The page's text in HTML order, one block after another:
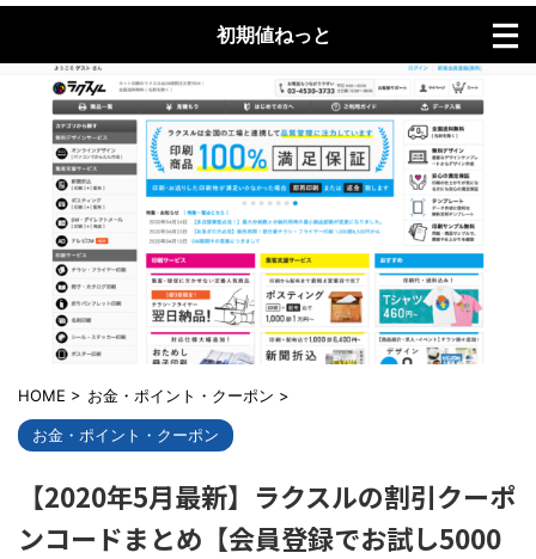
初期値ねっと
HOME > お金・ポイント・クーポン >
お金・ポイント・クーポン
【2020年5月最新】ラクスルの割引クーポ
ンコードまとめ【会員登録でお試し5000